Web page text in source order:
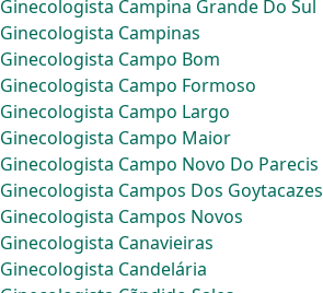
Ginecologista Campina Grande Do Sul
Ginecologista Campinas
Ginecologista Campo Bom
Ginecologista Campo Formoso
Ginecologista Campo Largo
Ginecologista Campo Maior
Ginecologista Campo Novo Do Parecis
Ginecologista Campos Dos Goytacazes
Ginecologista Campos Novos
Ginecologista Canavieiras
Ginecologista Candelária